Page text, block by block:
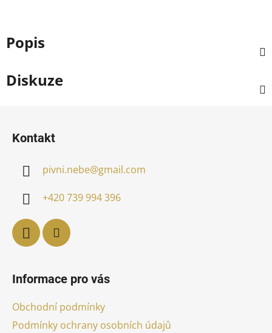
Popis
Diskuze
Kontakt
pivni.nebe@gmail.com
+420 739 994 396
Informace pro vás
Obchodní podmínky
Podmínky ochrany osobních údajů